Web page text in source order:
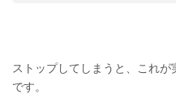
ストップしてしまうと、これ
です。